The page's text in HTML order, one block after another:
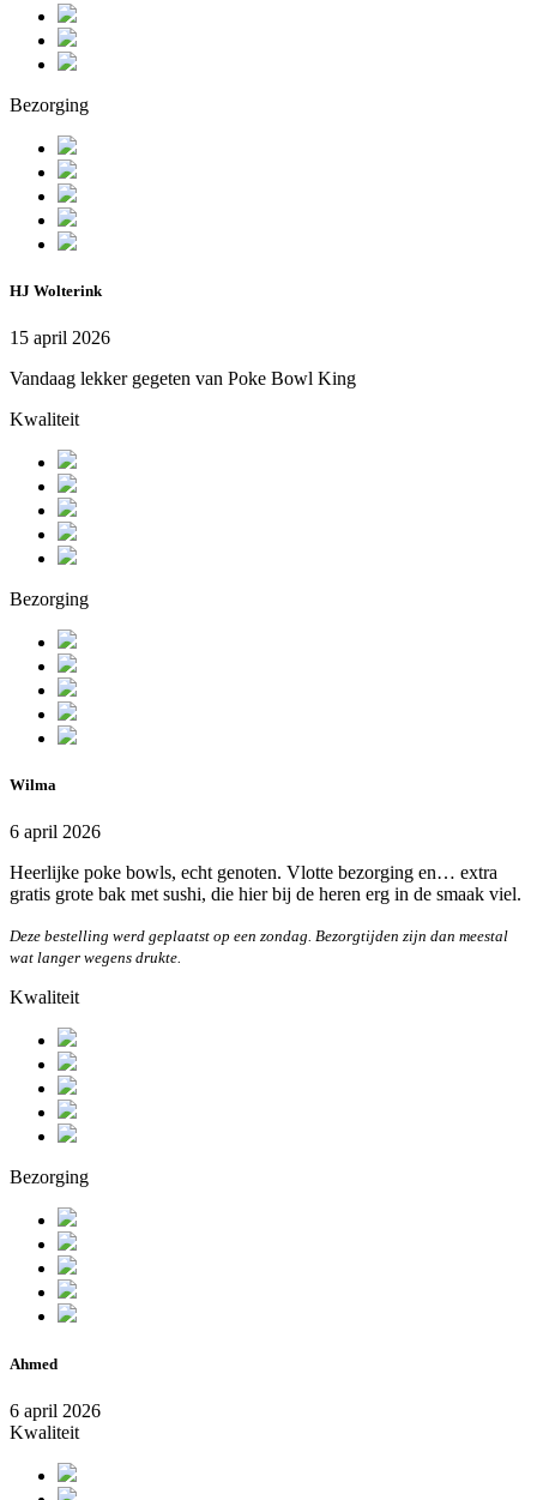
Bezorging
HJ Wolterink
15 april 2026
Vandaag lekker gegeten van Poke Bowl King
Kwaliteit
Bezorging
Wilma
6 april 2026
Heerlijke poke bowls, echt genoten. Vlotte bezorging en… extra
gratis grote bak met sushi, die hier bij de heren erg in de smaak viel.
Deze bestelling werd geplaatst op een zondag. Bezorgtijden zijn dan meestal
wat langer wegens drukte.
Kwaliteit
Bezorging
Ahmed
6 april 2026
Kwaliteit